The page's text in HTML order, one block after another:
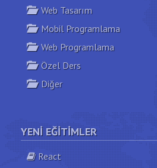
Web Tasarım
Mobil Programlama
Web Programlama
Özel Ders
Diğer
YENI EĞITIMLER
React